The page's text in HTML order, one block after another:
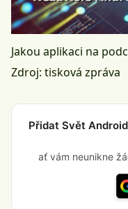
Jakou aplikaci na
Zdroj: tisková zpráva
Přidat Svět
ať vám neunikne